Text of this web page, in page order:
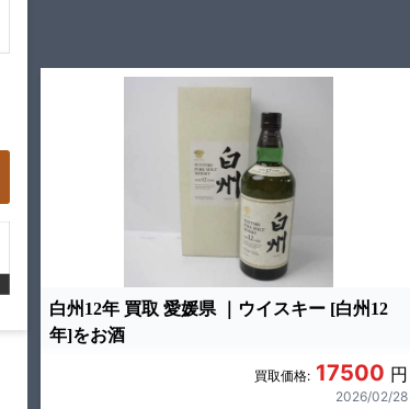
白州12年 買取 愛媛県 ｜ウイスキー [白州12
年]をお酒
買取価格: 17500 円
2026/02/28